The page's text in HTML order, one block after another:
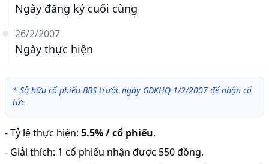
Ngày đăng ký cuối cùng
26/2/2007
Ngày thực hiện
* Sở hữu cổ phiếu BBS trước ngày GDKHQ 1/2/2007 để nhận cổ
tức
-Tỷ lệ thực hiện: 5.5% / cổ phiếu.
- Giải thích: 1 cổ phiếu nhận được 550 đồng.